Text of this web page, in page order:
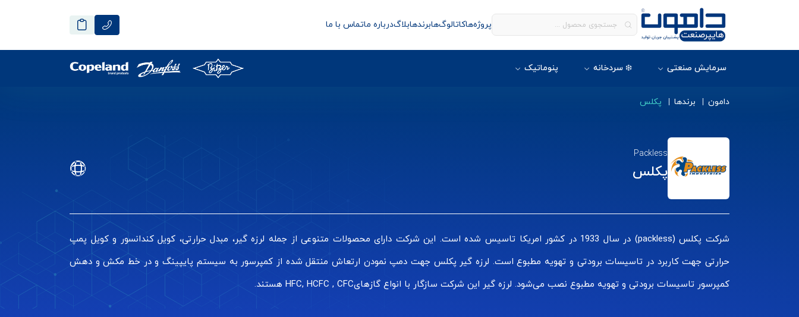
پروژه‌هاکاتالوگ‌هابرندهابلاگدرباره ماتماس با ما
سرمایش صنعتی ❄️ سردخانه پنوماتیک
دامون برندها پکلس
Packless
پکلس
شرکت پکلس (packless) در سال 1933 در کشور امریکا تاسیس شده است. این شرکت دارای محصولات متنوعی از جمله لرزه گیر، مبدل حرارتی، کویل کندانسور و کویل پمپ
حرارتی جهت کاربرد در تاسیسات برودتی و تهویه مطبوع است. لرزه گیر پکلس جهت دمپ نمودن ارتعاش منتقل شده از کمپرسور به سیستم پایپینگ و در خط مکش و دهش
کمپرسور تاسیسات برودتی و تهویه مطبوع نصب می‌شود. لرزه گیر این شرکت سازگار با انواع گازهایHFC, HCFC , CFC هستند.